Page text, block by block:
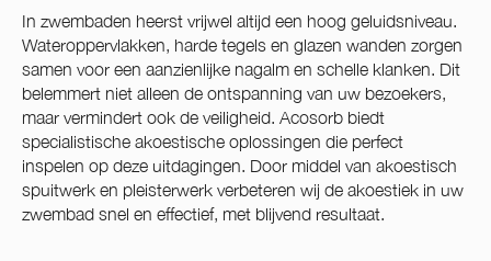
In zwembaden heerst vrijwel altijd een hoog geluidsniveau.
Wateroppervlakken, harde tegels en glazen wanden zorgen
samen voor een aanzienlijke nagalm en schelle klanken. Dit
belemmert niet alleen de ontspanning van uw bezoekers,
maar vermindert ook de veiligheid. Acosorb biedt
specialistische akoestische oplossingen die perfect
inspelen op deze uitdagingen. Door middel van akoestisch
spuitwerk en pleisterwerk verbeteren wij de akoestiek in uw
zwembad snel en effectief, met blijvend resultaat.